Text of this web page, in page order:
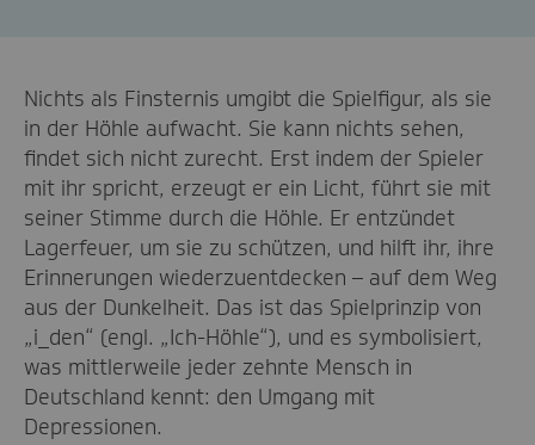
Nichts als Finsternis umgibt die Spielfigur, als sie
in der Höhle aufwacht. Sie kann nichts sehen,
findet sich nicht zurecht. Erst indem der Spieler
mit ihr spricht, erzeugt er ein Licht, führt sie mit
seiner Stimme durch die Höhle. Er entzündet
Lagerfeuer, um sie zu schützen, und hilft ihr, ihre
Erinnerungen wiederzuentdecken – auf dem Weg
aus der Dunkelheit. Das ist das Spielprinzip von
„i_den“ (engl. „Ich-Höhle“), und es symbolisiert,
was mittlerweile jeder zehnte Mensch in
Deutschland kennt: den Umgang mit
Depressionen.